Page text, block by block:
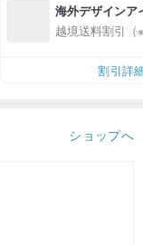
海外デザインア
入
越境送料割引（
割引詳
ショップへ